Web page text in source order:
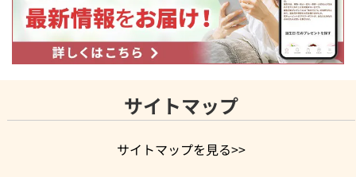
サイトマップ
サイトマップを見る>>